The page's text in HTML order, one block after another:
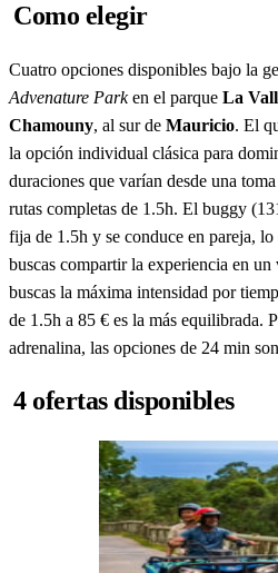
Como elegir
Cuatro opciones disponibles bajo la
Advenature Parken el parque La
Chamouny, al sur de Mauricio. El
la opción individual clásica para
duraciones que varían desde una
rutas completas de 1.5h. El buggy
fija de 1.5h y se conduce en pareja,
buscas compartir la experiencia en
buscas la máxima intensidad por
de 1.5h a 85 € es la más equilibrada.
adrenalina, las opciones de 24 min
4 ofertas disponibles